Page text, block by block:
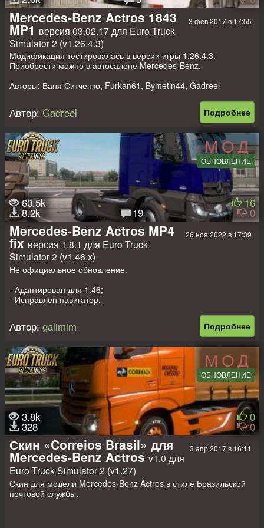
3 фев 2017 в 17:55
Mercedes-Benz Actros 1843
MP1 версия 03.02.17 для Euro Truck
Simulator 2 (v1.26.4.3)
Модификация тестировалась в версии игры 1.26.4.3.
Приобрести можно в автосалоне Mercedes-Benz.
Авторы: Ваня Ситченко, Furkan61, Bymetin44, Gadreel
Подробнее
Автор: Gadreel
МОД
ОБНОВЛЕНИЕ
60.5k
8.2k 19
16
0
26 ноя 2022 в 17:39
Mercedes-Benz Actros MP4
fix версия 1.8.1 для Euro Truck
Simulator 2 (v1.46.x)
Не официальное обновление.
- Адаптирован для 1.46;
- Исправлен навигатор.
- Приобретается в автосалоне Mercedes;
- Качественная 3D модель;
- Прописан в галерею тягачей;
- 5 шасси;
- Прописаны реальные двигатели;
- Реальные трансмиссии;
- Интерьер SCS;
- Свой звук + аддон, добавляющий оригинальный звук;
- Тюнинг.
Аддоны и шаблон-Аддон, добавляющий грузовик в заказы
агентств в 4 вариантах;
-Аддон, добавляющий поддержку с модом Signs your truck
-Шаблон для создания скинов.
Авторы
Подробнее
Автор: galimim
МОД
ОБНОВЛЕНИЕ
3.8k
328
0
0
3 апр 2017 в 16:11
Скин «Correios Brasil» для
Mercedes-Benz Actros v1.0 для
Euro Truck Simulator 2 (v1.27)
Скин для модели Mercedes-Benz Actros в стиле Бразильской
почтовой службы.